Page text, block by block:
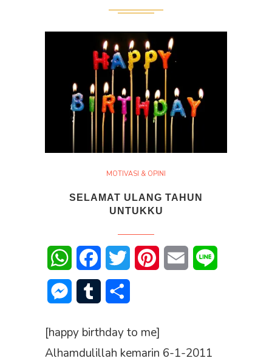
MOTIVASI & OPINI
SELAMAT ULANG TAHUN
UNTUKKU
WhatsAppFacebookTwitter PinterestEmail
Messenger
Tumblr
[happy birthday to me]
Alhamdulillah kemarin 6-1-2011